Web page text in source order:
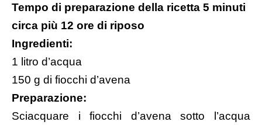
Tempo di preparazione della ricetta 5 minuti
circa più 12 ore di riposo
Ingredienti:
1 litro d’acqua
150 g di fiocchi d’avena
Preparazione:
Sciacquare i fiocchi d’avena sotto l’acqua